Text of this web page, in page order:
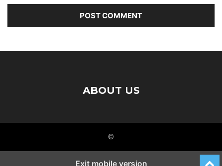
ABOUT US
©
Exit mobile version